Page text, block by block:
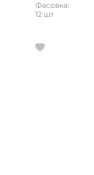
Фасовка:
12 шт